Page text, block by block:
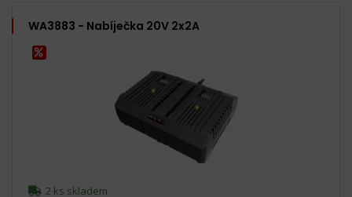
WA3883 - Nabíječka 20V 2x2A
2 ks skladem